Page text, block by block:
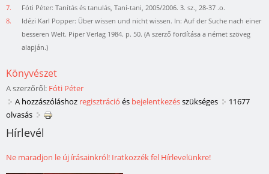
7.
Fóti Péter: Tanítás és tanulás, Taní-tani, 2005/2006. 3. sz., 28-37 .o.
8.
Idézi Karl Popper: Über wissen und nicht wissen. In: Auf der Suche nach einer
besseren Welt. Piper Verlag 1984. p. 50. (A szerző fordítása a német szöveg
alapján.)
Könyvészet
A szerzőről: Fóti Péter
A hozzászóláshoz regisztráció és bejelentkezésszükséges
11677
olvasás
Hírlevél
Ne maradjon le új írásainkról! Iratkozzék fel Hírlevelünkre!